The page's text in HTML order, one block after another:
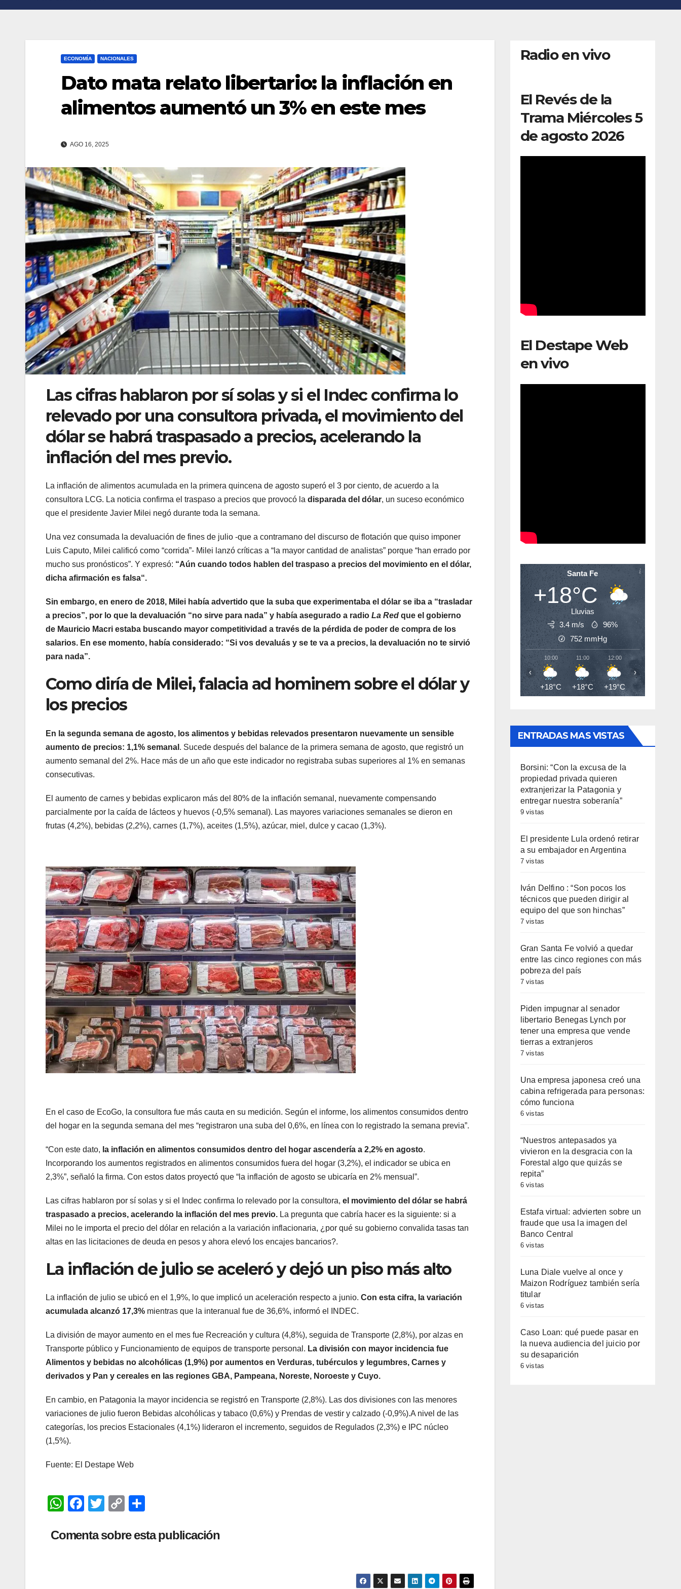
ECONOMÍA NACIONALES
Dato mata relato libertario: la inflación en
alimentos aumentó un 3% en este mes
AGO 16, 2025
Las cifras hablaron por sí solas y si el Indec confirma lo
relevado por una consultora privada, el movimiento del
dólar se habrá traspasado a precios, acelerando la
inflación del mes previo.
La inflación de alimentos acumulada en la primera quincena de agosto superó el 3 por ciento, de acuerdo a la
consultora LCG. La noticia confirma el traspaso a precios que provocó la disparada del dólar, un suceso económico
que el presidente Javier Milei negó durante toda la semana.
Una vez consumada la devaluación de fines de julio -que a contramano del discurso de flotación que quiso imponer
Luis Caputo, Milei calificó como “corrida”- Milei lanzó críticas a “la mayor cantidad de analistas” porque “han errado por
mucho sus pronósticos”. Y expresó: “Aún cuando todos hablen del traspaso a precios del movimiento en el dólar,
dicha afirmación es falsa“.
Sin embargo, en enero de 2018, Milei había advertido que la suba que experimentaba el dólar se iba a “trasladar
a precios”, por lo que la devaluación “no sirve para nada” y había asegurado a radio La Red que el gobierno
de Mauricio Macri estaba buscando mayor competitividad a través de la pérdida de poder de compra de los
salarios. En ese momento, había considerado: “Si vos devaluás y se te va a precios, la devaluación no te sirvió
para nada”.
Como diría de Milei, falacia ad hominem sobre el dólar y
los precios
En la segunda semana de agosto, los alimentos y bebidas relevados presentaron nuevamente un sensible
aumento de precios: 1,1% semanal . Sucede después del balance de la primera semana de agosto, que registró un
aumento semanal del 2%. Hace más de un año que este indicador no registraba subas superiores al 1% en semanas
consecutivas.
El aumento de carnes y bebidas explicaron más del 80% de la inflación semanal, nuevamente compensando
parcialmente por la caída de lácteos y huevos (-0,5% semanal). Las mayores variaciones semanales se dieron en
frutas (4,2%), bebidas (2,2%), carnes (1,7%), aceites (1,5%), azúcar, miel, dulce y cacao (1,3%).
En el caso de EcoGo, la consultora fue más cauta en su medición. Según el informe, los alimentos consumidos dentro
del hogar en la segunda semana del mes “registraron una suba del 0,6%, en línea con lo registrado la semana previa”.
“Con este dato, la inflación en alimentos consumidos dentro del hogar ascendería a 2,2% en agosto.
Incorporando los aumentos registrados en alimentos consumidos fuera del hogar (3,2%), el indicador se ubica en
2,3%”, señaló la firma. Con estos datos proyectó que “la inflación de agosto se ubicaría en 2% mensual”.
Las cifras hablaron por sí solas y si el Indec confirma lo relevado por la consultora, el movimiento del dólar se habrá
traspasado a precios, acelerando la inflación del mes previo. La pregunta que cabría hacer es la siguiente: si a
Milei no le importa el precio del dólar en relación a la variación inflacionaria, ¿por qué su gobierno convalida tasas tan
altas en las licitaciones de deuda en pesos y ahora elevó los encajes bancarios?.
La inflación de julio se aceleró y dejó un piso más alto
La inflación de julio se ubicó en el 1,9%, lo que implicó un aceleración respecto a junio. Con esta cifra, la variación
acumulada alcanzó 17,3% mientras que la interanual fue de 36,6%, informó el INDEC.
La división de mayor aumento en el mes fue Recreación y cultura (4,8%), seguida de Transporte (2,8%), por alzas en
Transporte público y Funcionamiento de equipos de transporte personal. La división con mayor incidencia fue
Alimentos y bebidas no alcohólicas (1,9%) por aumentos en Verduras, tubérculos y legumbres, Carnes y
derivados y Pan y cereales en las regiones GBA, Pampeana, Noreste, Noroeste y Cuyo.
En cambio, en Patagonia la mayor incidencia se registró en Transporte (2,8%). Las dos divisiones con las menores
variaciones de julio fueron Bebidas alcohólicas y tabaco (0,6%) y Prendas de vestir y calzado (-0,9%).A nivel de las
categorías, los precios Estacionales (4,1%) lideraron el incremento, seguidos de Regulados (2,3%) e IPC núcleo
(1,5%).
Fuente: El Destape Web
W
at
F
c
T
tt
C
p
m
Comenta sobre esta publicación
Radio en vivo
El Revés de la
Trama Miércoles 5
de agosto 2026
El Destape Web
en vivo
Santa Fe
+18°C
Lluvias
3.4 m/s
96%
752 mmHg
10:00
+18°C
11:00
+18°C
12:00
+19°C
13:00
+20°C
‹ ›
ENTRADAS MAS VISTAS
Borsini: “Con la excusa de la
propiedad privada quieren
extranjerizar la Patagonia y
entregar nuestra soberanía”
9 vistas
El presidente Lula ordenó retirar
a su embajador en Argentina
7 vistas
Iván Delfino : “Son pocos los
técnicos que pueden dirigir al
equipo del que son hinchas”
7 vistas
Gran Santa Fe volvió a quedar
entre las cinco regiones con más
pobreza del país
7 vistas
Piden impugnar al senador
libertario Benegas Lynch por
tener una empresa que vende
tierras a extranjeros
7 vistas
Una empresa japonesa creó una
cabina refrigerada para personas:
cómo funciona
6 vistas
“Nuestros antepasados ya
vivieron en la desgracia con la
Forestal algo que quizás se
repita”
6 vistas
Estafa virtual: advierten sobre un
fraude que usa la imagen del
Banco Central
6 vistas
Luna Diale vuelve al once y
Maizon Rodríguez también sería
titular
6 vistas
Caso Loan: qué puede pasar en
la nueva audiencia del juicio por
su desaparición
6 vistas
n